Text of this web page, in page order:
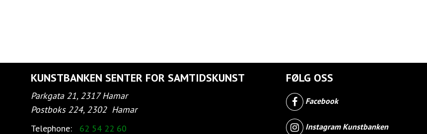
KUNSTBANKEN SENTER FOR SAMTIDSKUNST
Parkgata 21, 2317 Hamar
Postboks 224, 2302 Hamar
Telephone:
62 54 22 60
FØLG OSS
Facebook
Instagram Kunstbanken